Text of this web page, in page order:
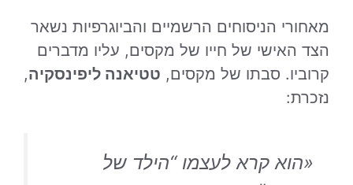
מאחורי הניסוחים הרשמיים והביוגרפיות נשאר
הצד האישי של חייו של מקסים, עליו מדברים
קרוביו. סבתו של מקסים, טטיאנה ליפינסקיה,
נזכרת:
«הוא קרא לעצמו “הילד של